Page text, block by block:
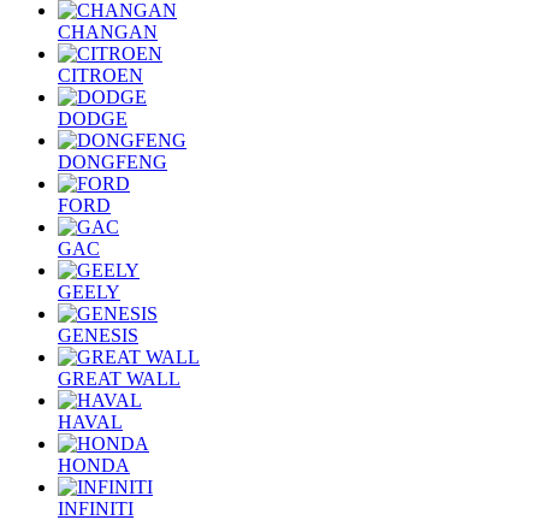
CHANGAN
CITROEN
DODGE
DONGFENG
FORD
GAC
GEELY
GENESIS
GREAT WALL
HAVAL
HONDA
INFINITI